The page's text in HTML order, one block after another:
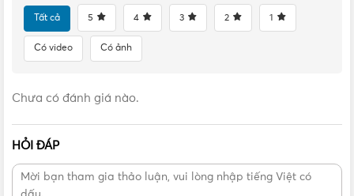
Tất cả 5 4 3 2 1
Có video Có ảnh
Chưa có đánh giá nào.
HỎI ĐÁP